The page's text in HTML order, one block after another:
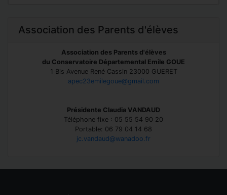
Association des Parents d'élèves
Association des Parents d'élèves
du Conservatoire Départemental Emile GOUE
1 Bis Avenue René Cassin 23000 GUERET
apec23emilegoue@gmail.com
Présidente Claudia VANDAUD
Téléphone fixe : 05 55 54 90 20
Portable: 06 79 04 14 68
jc.vandaud@wanadoo.fr